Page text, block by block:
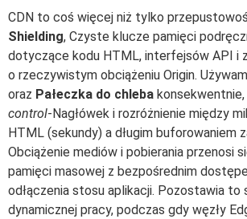
CDN to coś więcej niż tylko
Shielding, Czyste klucze pamięci
dotyczące kodu HTML, interfejsów API i
o rzeczywistym obciążeniu Origin. Używam
oraz Pałeczka do chleba
control-Nagłówek i rozróżnienie między
HTML (sekundy) a długim buforowaniem
Obciążenie mediów i pobierania przenosi
pamięci masowej z bezpośrednim
odłączenia stosu aplikacji. Pozostawia to
dynamicznej pracy, podczas gdy węzły